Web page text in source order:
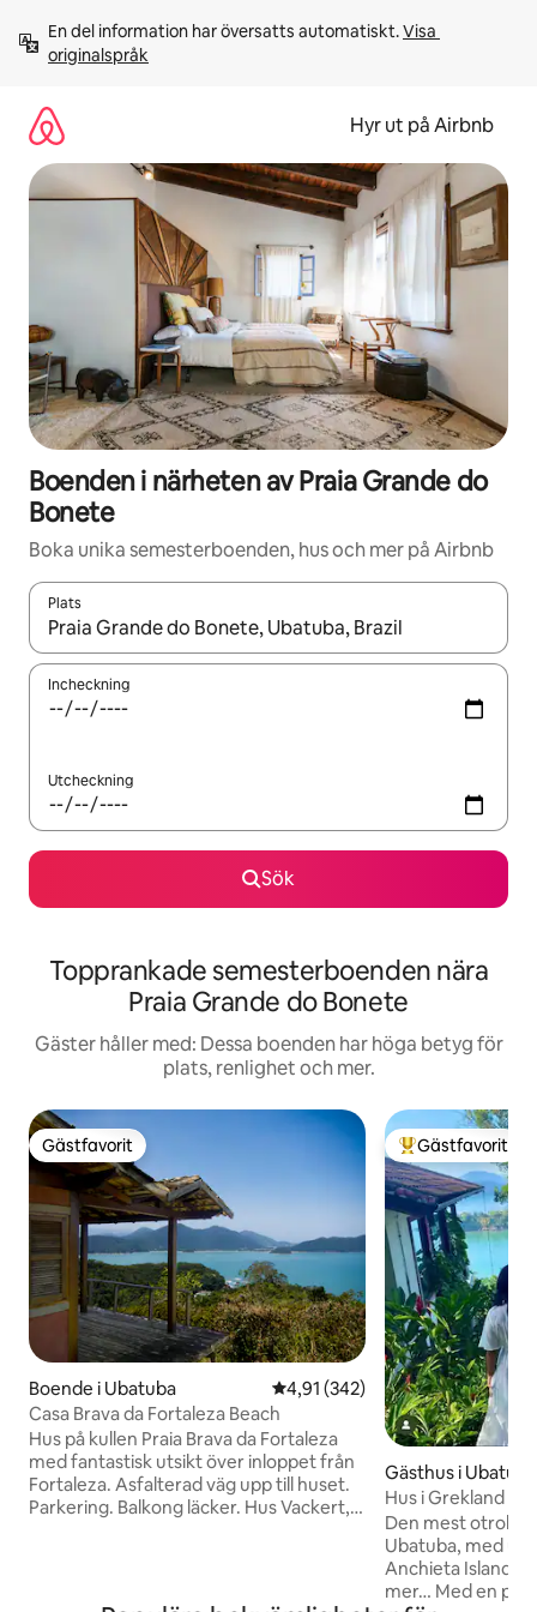
innehåll
En del information har översatts automatiskt. Visa
originalspråk
Hyr ut på Airbnb
Boenden i närheten av Praia Grande do
Bonete
Boka unika semesterboenden, hus och mer på Airbnb
Plats
När resultaten är tillgängliga kan du navigera med upp- och
Incheckning
Utcheckning
Sök
Topprankade semesterboenden nära
Praia Grande do Bonete
Gäster håller med: Dessa boenden har höga betyg för
plats, renlighet och mer.
Gästfavorit
Gästfavorit
Boende i Ubatuba 4,91 av 5 i genomsnittligt
4,91 (342)
Casa Brava da Fortaleza Beach
Hus på kullen Praia Brava da Fortaleza
med fantastisk utsikt över inloppet från
Fortaleza. Asfalterad väg upp till huset.
Parkering. Balkong läcker. Hus Vackert,
Populär
Gästfavorit
Gästhus i Ubatuba
Hus i Grekland
Promontory Site
Den mest
Ubatuba, med
Anchieta Island,
mer… Med en